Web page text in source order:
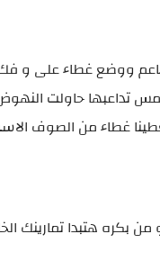
ووضع غطاء على و فك
تداعبها حاولت
غطاء من الصوف
و من بكره هتبدا